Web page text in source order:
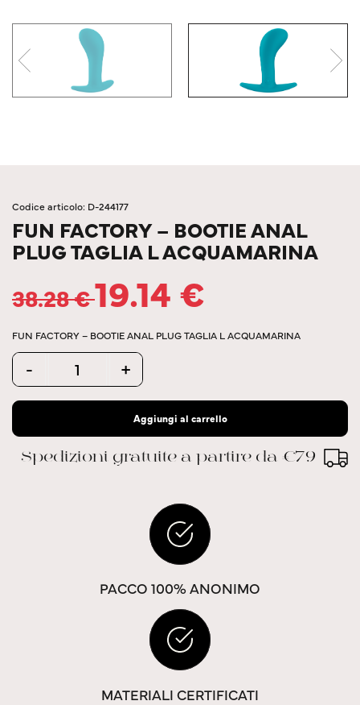
Codice articolo: D-244177
FUN FACTORY – BOOTIE ANAL
PLUG TAGLIA L ACQUAMARINA
38.28€19.14€
FUN FACTORY – BOOTIE ANAL PLUG TAGLIA L ACQUAMARINA
Quantity
- +
Aggiungi al carrello
Spedizioni gratuite a partire da €79
PACCO 100% ANONIMO
MATERIALI CERTIFICATI